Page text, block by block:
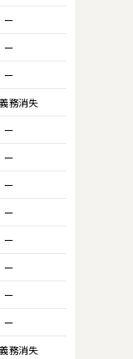
ー
ー
ー
務消失
ー
ー
ー
ー
ー
ー
ー
ー
務消失